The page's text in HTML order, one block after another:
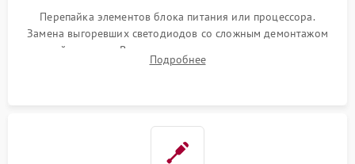
Перепайка элементов блока питания или процессора.
Замена выгоревших светодиодов со сложным демонтажом
хрупкой матрицы. Восстановление поврежденных дорожек,
прошивка микросхем памяти EEPROM
Подробнее